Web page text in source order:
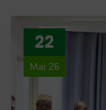
22
Mai 26